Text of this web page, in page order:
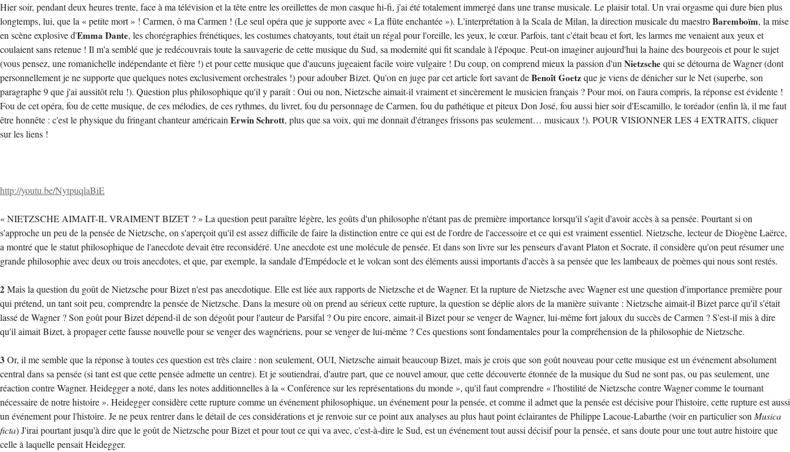
Hier soir, pendant deux heures trente, face à ma télévision et la tête entre les oreillettes de mon casque hi-fi, j'ai été totalement immergé dans une transe musicale. Le plaisir total. Un vrai orgasme qui dure bien plus
longtemps, lui, que la « petite mort » ! Carmen, ô ma Carmen ! (Le seul opéra que je supporte avec « La flûte enchantée »). L'interprétation à la Scala de Milan, la direction musicale du maestroBaremboïm, la mise
en scène explosive d'Emma Dante, les chorégraphies frénétiques, les costumes chatoyants, tout était un régal pour l'oreille, les yeux, le cœur. Parfois, tant c'était beau et fort, les larmes me venaient aux yeux et
coulaient sans retenue ! Il m'a semblé que je redécouvrais toute la sauvagerie de cette musique du Sud, sa modernité qui fit scandale à l'époque. Peut-on imaginer aujourd'hui la haine des bourgeois et pour le sujet
(vous pensez, une romanichelle indépendante et fière !) et pour cette musique que d'aucuns jugeaient facile voire vulgaire ! Du coup, on comprend mieux la passion d'unNietzschequi se détourna de Wagner (dont
personnellement je ne supporte que quelques notes exclusivement orchestrales !) pour adouber Bizet. Qu'on en juge par cet article fort savant deBenoît Goetzque je viens de dénicher sur le Net (superbe, son
paragraphe 9 que j'ai aussitôt relu !). Question plus philosophique qu'il y paraît : Oui ou non, Nietzsche aimait-il vraiment et sincèrement le musicien français ? Pour moi, on l'aura compris, la réponse est évidente !
Fou de cet opéra, fou de cette musique, de ces mélodies, de ces rythmes, du livret, fou du personnage de Carmen, fou du pathétique et piteux Don José, fou aussi hier soir d'Escamillo, le toréador (enfin là, il me faut
être honnête : c'est le physique du fringant chanteur américainErwin Schrott, plus que sa voix, qui me donnait d'étranges frissons pas seulement… musicaux !). POUR VISIONNER LES 4 EXTRAITS, cliquer
sur les liens !
http://youtu.be/NytpuqlaBiE
« NIETZSCHE AIMAIT-IL VRAIMENT BIZET ? » La question peut paraître légère, les goûts d'un philosophe n'étant pas de première importance lorsqu'il s'agit d'avoir accès à sa pensée. Pourtant si on
s'approche un peu de la pensée de Nietzsche, on s'aperçoit qu'il est assez difficile de faire la distinction entre ce qui est de l'ordre de l'accessoire et ce qui est vraiment essentiel. Nietzsche, lecteur de Diogène Laërce,
a montré que le statut philosophique de l'anecdote devait être reconsidéré. Une anecdote est une molécule de pensée. Et dans son livre sur les penseurs d'avant Platon et Socrate, il considère qu'on peut résumer une
grande philosophie avec deux ou trois anecdotes, et que, par exemple, la sandale d'Empédocle et le volcan sont des éléments aussi importants d'accès à sa pensée que les lambeaux de poèmes qui nous sont restés.
2 Mais la question du goût de Nietzsche pour Bizet n'est pas anecdotique. Elle est liée aux rapports de Nietzsche et de Wagner. Et la rupture de Nietzsche avec Wagner est une question d'importance première pour
qui prétend, un tant soit peu, comprendre la pensée de Nietzsche. Dans la mesure où on prend au sérieux cette rupture, la question se déplie alors de la manière suivante : Nietzsche aimait-il Bizet parce qu'il s'était
lassé de Wagner ? Son goût pour Bizet dépend-il de son dégoût pour l'auteur de Parsifal ? Ou pire encore, aimait-il Bizet pour se venger de Wagner, lui-même fort jaloux du succès de Carmen ? S'est-il mis à dire
qu'il aimait Bizet, à propager cette fausse nouvelle pour se venger des wagnériens, pour se venger de lui-même ? Ces questions sont fondamentales pour la compréhension de la philosophie de Nietzsche.
3 Or, il me semble que la réponse à toutes ces question est très claire : non seulement, OUI, Nietzsche aimait beaucoup Bizet, mais je crois que son goût nouveau pour cette musique est un événement absolument
central dans sa pensée (si tant est que cette pensée admette un centre). Et je soutiendrai, d'autre part, que ce nouvel amour, que cette découverte étonnée de la musique du Sud ne sont pas, ou pas seulement, une
réaction contre Wagner. Heidegger a noté, dans les notes additionnelles à la « Conférence sur les représentations du monde », qu'il faut comprendre « l'hostilité de Nietzsche contre Wagner comme le tournant
nécessaire de notre histoire ». Heidegger considère cette rupture comme un événement philosophique, un événement pour la pensée, et comme il admet que la pensée est décisive pour l'histoire, cette rupture est aussi
un événement pour l'histoire. Je ne peux rentrer dans le détail de ces considérations et je renvoie sur ce point aux analyses au plus haut point éclairantes de Philippe Lacoue-Labarthe (voir en particulier sonMusica
ficta) J'irai pourtant jusqu'à dire que le goût de Nietzsche pour Bizet et pour tout ce qui va avec, c'est-à-dire le Sud, est un événement tout aussi décisif pour la pensée, et sans doute pour une tout autre histoire que
celle à laquelle pensait Heidegger.